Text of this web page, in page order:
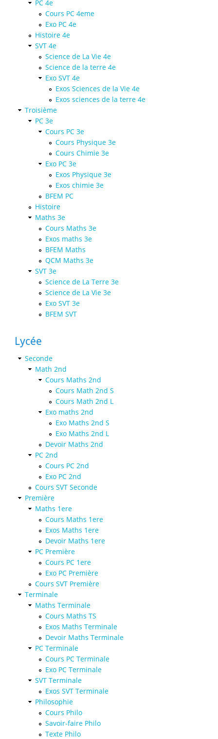
PC 4e
Cours PC 4eme
Exo PC 4e
Histoire 4e
SVT 4e
Science de La Vie 4e
Science de la terre 4e
Exo SVT 4e
Exos Sciences de la Vie 4e
Exos sciences de la terre 4e
Troisième
PC 3e
Cours PC 3e
Cours Physique 3e
Cours Chimie 3e
Exo PC 3e
Exos Physique 3e
Exos chimie 3e
BFEM PC
Histoire
Maths 3e
Cours Maths 3e
Exos maths 3e
BFEM Maths
QCM Maths 3e
SVT 3e
Science de La Terre 3e
Science de La Vie 3e
Exo SVT 3e
BFEM SVT
Lycée
Seconde
Math 2nd
Cours Maths 2nd
Cours Math 2nd S
Cours Math 2nd L
Exo maths 2nd
Exo Maths 2nd S
Exo Maths 2nd L
Devoir Maths 2nd
PC 2nd
Cours PC 2nd
Exo PC 2nd
Cours SVT Seconde
Première
Maths 1ere
Cours Maths 1ere
Exos Maths 1ere
Devoir Maths 1ere
PC Première
Cours PC 1ere
Exo PC Première
Cours SVT Première
Terminale
Maths Terminale
Cours Maths TS
Exos Maths Terminale
Devoir Maths Terminale
PC Terminale
Cours PC Terminale
Exo PC Terminale
SVT Terminale
Exos SVT Terminale
Philosophie
Cours Philo
Savoir-faire Philo
Texte Philo